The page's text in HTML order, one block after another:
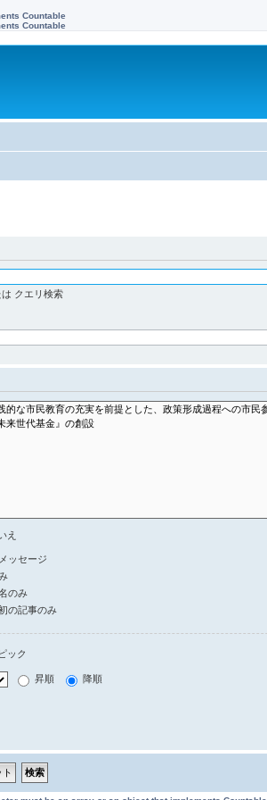
Countable
Countable
クエリ検索
え
ッセージ
のみ
の記事のみ
ック
昇順 降順